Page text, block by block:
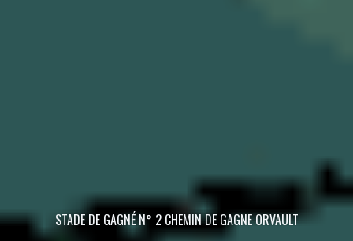
STADE DE GAGNÉ N° 2 CHEMIN DE GAGNE ORVAULT